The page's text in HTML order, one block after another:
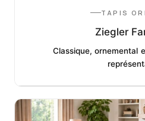
TAPIS
Ziegler
Classique, ornemental